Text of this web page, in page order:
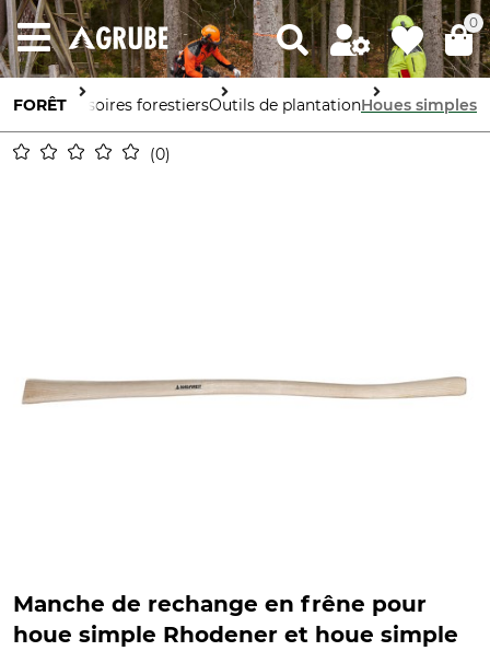
0
FORÊTAccessoires forestiersOutils de plantationHoues simples
0
Manche de rechange en frêne pour
houe simple Rhodener et houe simple